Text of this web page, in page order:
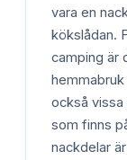
vara en
kökslådan.
camping är
också
som finns
nackdelar